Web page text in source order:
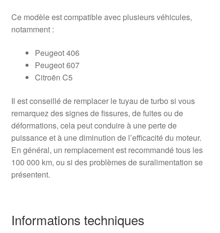
Ce modèle est compatible avec plusieurs véhicules,
notamment :
Peugeot 406
Peugeot 607
Citroën C5
Il est conseillé de remplacer le tuyau de turbo si vous
remarquez des signes de fissures, de fuites ou de
déformations, cela peut conduire à une perte de
puissance et à une diminution de l’efficacité du moteur.
En général, un remplacement est recommandé tous les
100 000 km, ou si des problèmes de suralimentation se
présentent.
Informations techniques